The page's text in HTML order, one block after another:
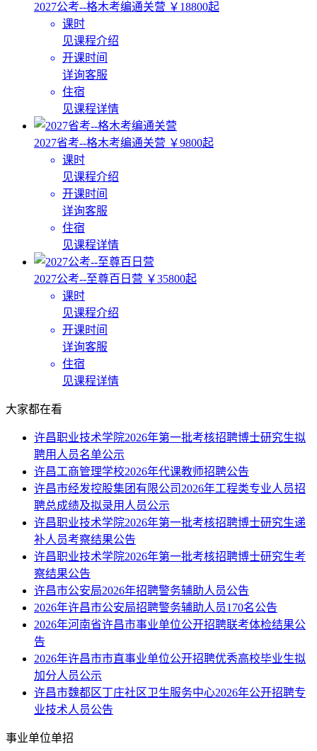
2027公考--格木考编通关营 ￥18800起
课时
见课程介绍
开课时间
详询客服
住宿
见课程详情
2027省考--格木考编通关营 ￥9800起
课时
见课程介绍
开课时间
详询客服
住宿
见课程详情
2027公考--至尊百日营 ￥35800起
课时
见课程介绍
开课时间
详询客服
住宿
见课程详情
大家都在看
许昌职业技术学院2026年第一批考核招聘博士研究生拟
聘用人员名单公示
许昌工商管理学校2026年代课教师招聘公告
许昌市经发控股集团有限公司2026年工程类专业人员招
聘总成绩及拟录用人员公示
许昌职业技术学院2026年第一批考核招聘博士研究生递
补人员考察结果公告
许昌职业技术学院2026年第一批考核招聘博士研究生考
察结果公告
许昌市公安局2026年招聘警务辅助人员公告
2026年许昌市公安局招聘警务辅助人员170名公告
2026年河南省许昌市事业单位公开招聘联考体检结果公
告
2026年许昌市市直事业单位公开招聘优秀高校毕业生拟
加分人员公示
许昌市魏都区丁庄社区卫生服务中心2026年公开招聘专
业技术人员公告
事业单位单招